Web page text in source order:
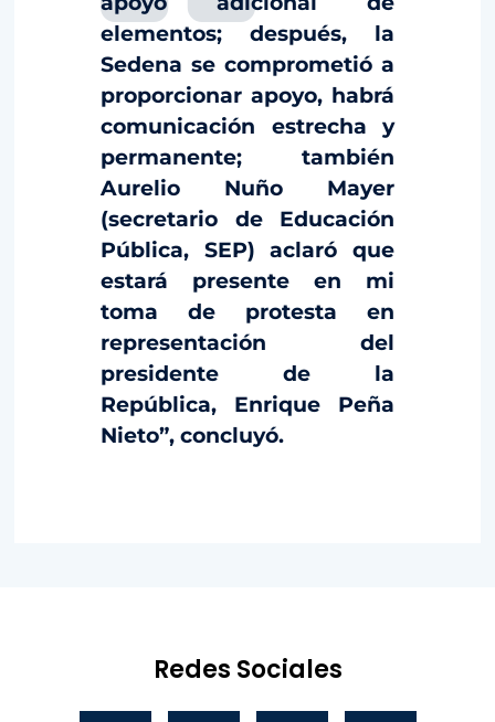
elementos; después, la
Sedena se comprometió a
proporcionar apoyo, habrá
comunicación estrecha y
permanente; también
Aurelio Nuño Mayer
(secretario de Educación
Pública, SEP) aclaró que
estará presente en mi
toma de protesta en
representación del
presidente de la
República, Enrique Peña
Nieto”, concluyó.
Redes Sociales